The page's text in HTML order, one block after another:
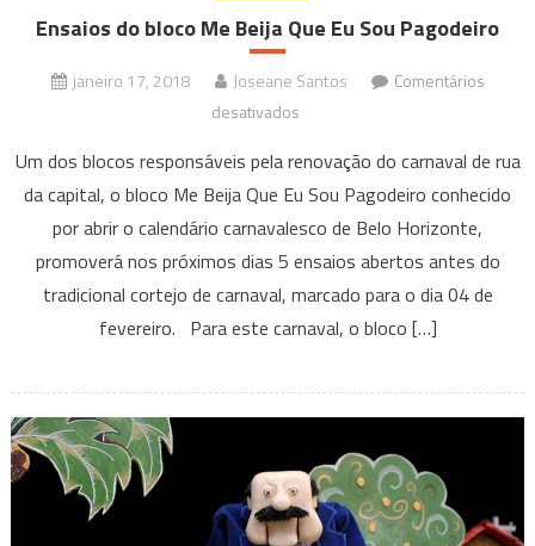
Ensaios do bloco Me Beija Que Eu Sou Pagodeiro
janeiro 17, 2018 Joseane Santos
Comentários
desativados
do
bloco
Me
Beija
Que
Um dos blocos responsáveis pela renovação do carnaval de rua
da capital, o bloco Me Beija Que Eu Sou Pagodeiro conhecido
por abrir o calendário carnavalesco de Belo Horizonte,
promoverá nos próximos dias 5 ensaios abertos antes do
tradicional cortejo de carnaval, marcado para o dia 04 de
fevereiro. Para este carnaval, o bloco […]